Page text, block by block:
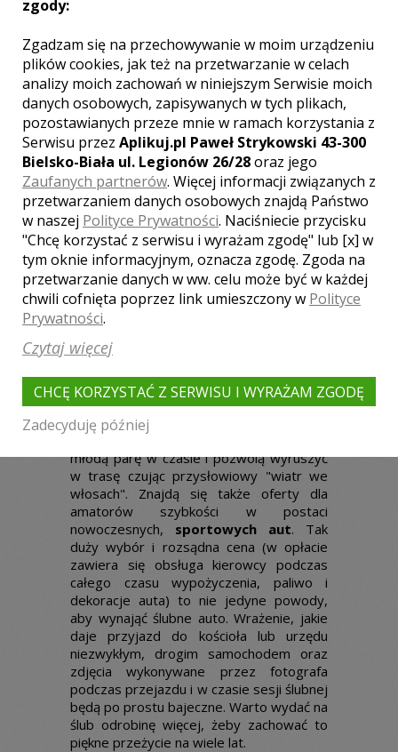
jest zapoznanie się i wybranie
odpowiedniej oferty kieleckich firm. W ten
sposób można zapewnić nie tylko
klimatyczny model samochodu, który
będzie bardzo reprezentacyjny, ale także
po odpowiednich ustaleniach wykorzystać
go podczas tworzenia przez fotografa
sesji ślubnej lub wideo sesji.
Samochody weselne na
wynajem – Kielce
Wynajem samochodu jest tym bardziej
wart rozważenia, że w Kielcach
znajdziemy ciekawe propozycje, w
tutaj oferty i dla miłośników nowoczesnej
modelinajlepszych niemieckich marek lub
klimatyczne,zabytkowe autadla
amatorów klasyki i stylu.
młodą parę w czasie i pozwolą wyruszyć
w trasę czując przysłowiowy "wiatr we
włosach". Znajdą się także oferty dla
amatorów szybkości w postaci
nowoczesnych, sportowych aut. Tak
duży wybór i rozsądna cena (w opłacie
zawiera się obsługa kierowcy podczas
całego czasu wypożyczenia, paliwo i
dekoracje auta) to nie jedyne powody,
aby wynająć ślubne auto. Wrażenie, jakie
daje przyjazd do kościoła lub urzędu
niezwykłym, drogim samochodem oraz
zdjęcia wykonywane przez fotografa
podczas przejazdu i w czasie sesji ślubnej
będą po prostu bajeczne. Warto wydać na
ślub odrobinę więcej, żeby zachować to
piękne przeżycie na wiele lat.
zgody:
Zgadzam się na przechowywanie w moim urządzeniu
plików cookies, jak też na przetwarzanie w celach
analizy moich zachowań w niniejszym Serwisie moich
danych osobowych, zapisywanych w tych plikach,
pozostawianych przeze mnie w ramach korzystania z
Serwisu przez Aplikuj.pl Paweł Strykowski 43-300
Bielsko-Biała ul. Legionów 26/28oraz jego
Zaufanych partnerów. Więcej informacji związanych z
przetwarzaniem danych osobowych znajdą Państwo
w naszej Polityce Prywatności. Naciśniecie przycisku
"Chcę korzystać z serwisu i wyrażam zgodę" lub [x] w
tym oknie informacyjnym, oznacza zgodę. Zgoda na
przetwarzanie danych w ww. celu może być w każdej
chwili cofnięta poprzez link umieszczony w Polityce
Prywatności.
Czytaj więcej
CHCĘ KORZYSTAĆ Z SERWISU I WYRAŻAM ZGODĘ
Zadecyduję później